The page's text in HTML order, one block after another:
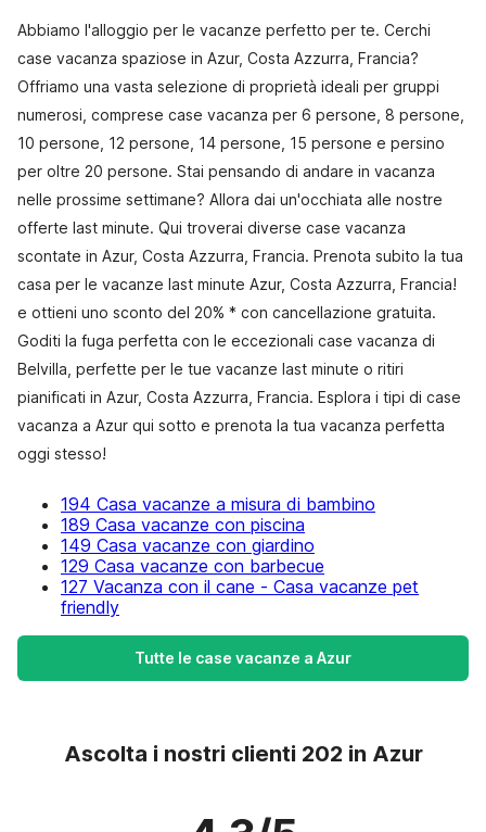
Abbiamo l'alloggio per le vacanze perfetto per te. Cerchi
case vacanza spaziose in Azur, Costa Azzurra, Francia?
Offriamo una vasta selezione di proprietà ideali per gruppi
numerosi, comprese case vacanza per 6 persone, 8 persone,
10 persone, 12 persone, 14 persone, 15 persone e persino
per oltre 20 persone. Stai pensando di andare in vacanza
nelle prossime settimane? Allora dai un'occhiata alle nostre
offerte last minute. Qui troverai diverse case vacanza
scontate in Azur, Costa Azzurra, Francia. Prenota subito la tua
casa per le vacanze last minute Azur, Costa Azzurra, Francia!
e ottieni uno sconto del 20% * con cancellazione gratuita.
Goditi la fuga perfetta con le eccezionali case vacanza di
Belvilla, perfette per le tue vacanze last minute o ritiri
pianificati in Azur, Costa Azzurra, Francia. Esplora i tipi di case
vacanza a Azur qui sotto e prenota la tua vacanza perfetta
oggi stesso!
194 Casa vacanze a misura di bambino
189 Casa vacanze con piscina
149 Casa vacanze con giardino
129 Casa vacanze con barbecue
127 Vacanza con il cane - Casa vacanze pet
friendly
Tutte le case vacanze a Azur
Ascolta i nostri clienti 202 in Azur